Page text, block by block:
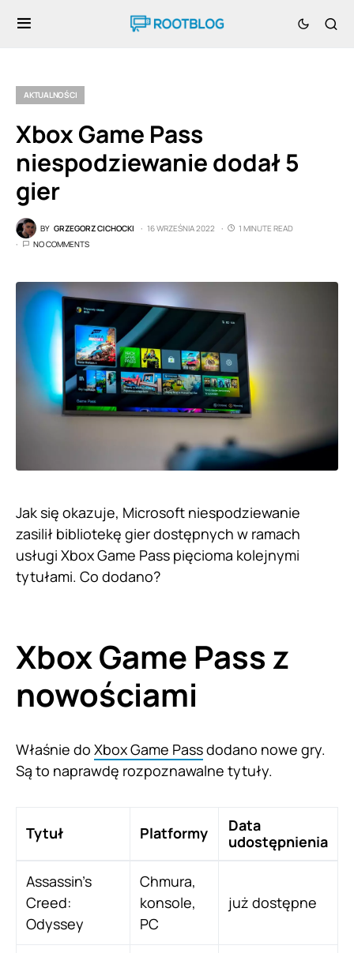
AKTUALNOŚCI
Xbox Game Pass
niespodziewanie dodał 5
gier
BY GRZEGORZ CICHOCKI 16 WRZEŚNIA 2022
1 MINUTE READ
NO COMMENTS
Jak się okazuje, Microsoft niespodziewanie
zasilił bibliotekę gier dostępnych w ramach
usługi Xbox Game Pass pięcioma kolejnymi
tytułami. Co dodano?
Xbox Game Pass z
nowościami
Właśnie do Xbox Game Passdodano nowe gry.
Są to naprawdę rozpoznawalne tytuły.
Tytuł Platformy
Data
udostępnienia
Assassin’s
Creed:
Odyssey
Chmura,
konsole,
PC
już dostępne